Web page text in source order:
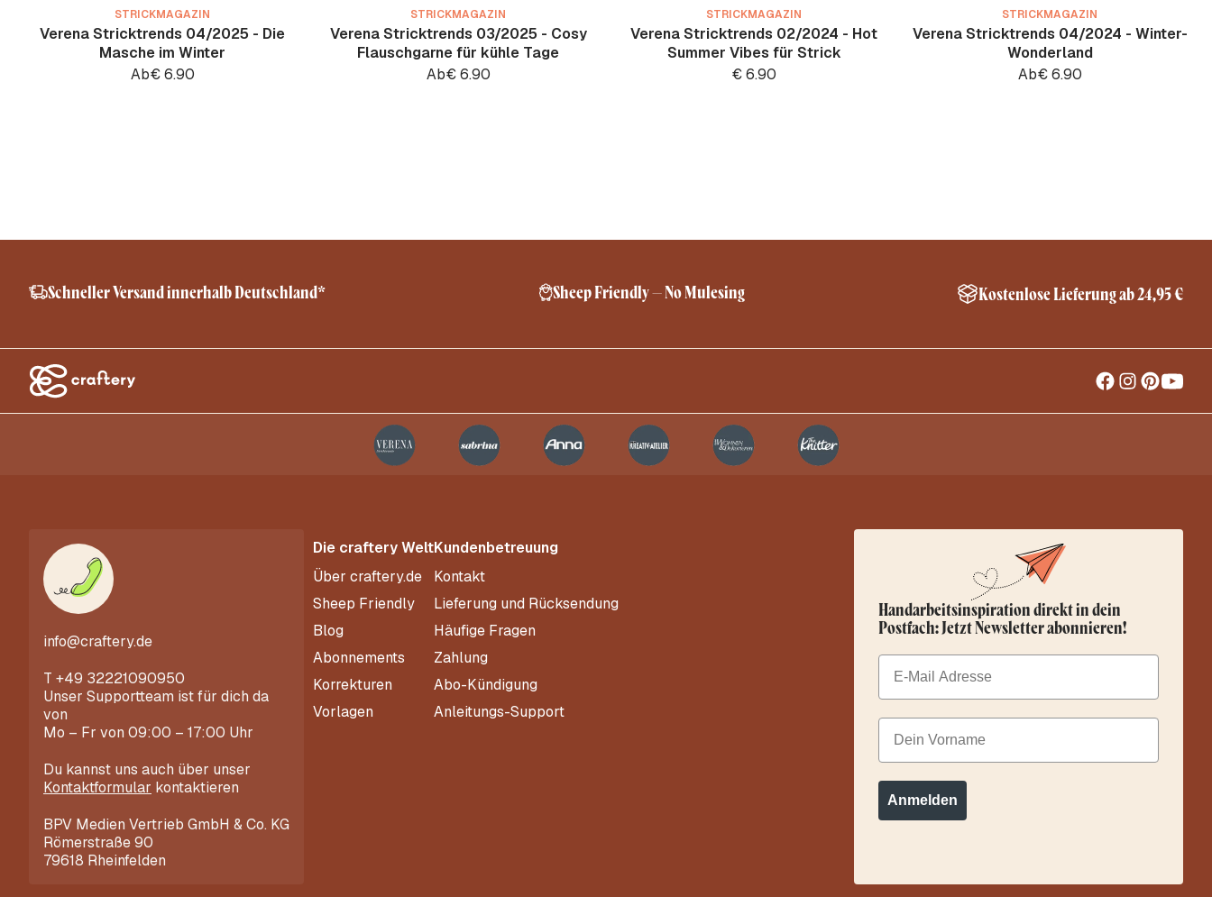
STRICKMAGAZIN
Verena Stricktrends 04/2025 - Die
Masche im Winter
Ab€6.90
STRICKMAGAZIN
Verena Stricktrends 03/2025 - Cosy
Flauschgarne für kühle Tage
Ab€6.90
STRICKMAGAZIN
Verena Stricktrends 02/2024 - Hot
Summer Vibes für Strick
€6.90
STRICKMAGAZIN
Verena Stricktrends 04/2024 - Winter-
Wonderland
Ab€6.90
Schneller Versand innerhalb Deutschland* Sheep Friendly – No Mulesing Kostenlose Lieferung ab 24,95 €
info@craftery.de
T +49 32221090950
Unser Supportteam ist für dich da
von
Mo – Fr von 09:00 – 17:00 Uhr
Du kannst uns auch über unser
Kontaktformular kontaktieren
BPV Medien Vertrieb GmbH & Co. KG
Römerstraße 90
79618 Rheinfelden
Die craftery Welt
Über craftery.de
Sheep Friendly
Blog
Abonnements
Korrekturen
Vorlagen
Kundenbetreuung
Kontakt
Lieferung und Rücksendung
Häufige Fragen
Zahlung
Abo-Kündigung
Anleitungs-Support
Handarbeitsinspiration direkt in dein
Postfach: Jetzt Newsletter abonnieren!
Email
Dein Vorname
Anmelden